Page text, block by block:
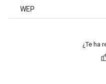
WEP
¿Te ha